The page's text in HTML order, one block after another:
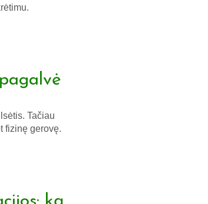
Tačiau
fizinę gerovę.